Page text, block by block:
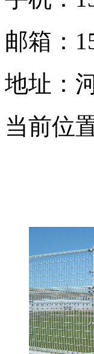
邮箱：
地址：
当前位